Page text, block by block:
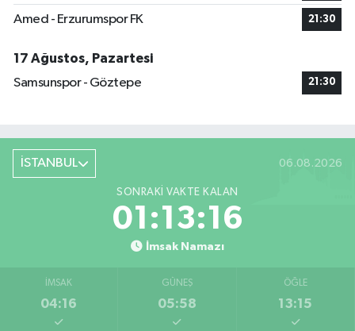
Amed - Erzurumspor FK 21:30
17 Ağustos, Pazartesi
Samsunspor - Göztepe
21:30
İSTANBUL 06.08.2026
SONRAKI VAKTE KALAN
01:13:15
İmsak Namazı
İMSAK
04:16
GÜNEŞ
05:58
ÖĞLE
13:15